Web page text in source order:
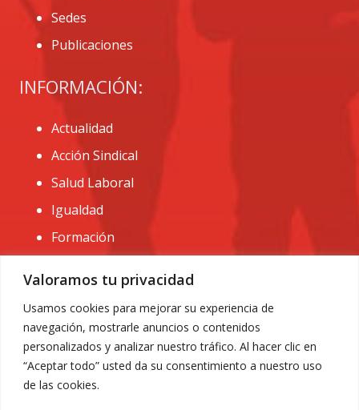
Valoramos tu privacidad
Usamos cookies para mejorar su experiencia de
navegación, mostrarle anuncios o contenidos
personalizados y analizar nuestro tráfico. Al hacer clic en
“Aceptar todo” usted da su consentimiento a nuestro uso
de las cookies.
Sedes
Publicaciones
INFORMACIÓN:
Actualidad
Acción Sindical
Salud Laboral
Igualdad
Formación
CONTACTO:
administracion@usomurcia.org
968 25 01 20
C/ Huerto de las bombas nº6. 30009 Murcia